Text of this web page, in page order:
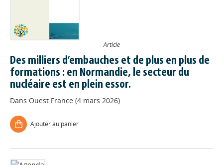
Article
Des milliers d’embauches et de plus en plus de
formations : en Normandie, le secteur du
nucléaire est en plein essor.
Dans Ouest France (4 mars 2026)
Ajouter au panier